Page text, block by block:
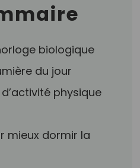
biologique
du jour
physique
mieux dormir la